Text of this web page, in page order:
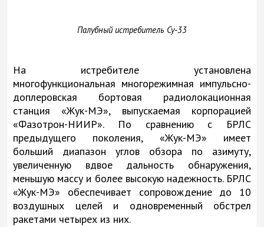
Палубный истребитель Су-33
На истребителе установлена
многофункциональная многорежимная импульсно-
доплеровская бортовая радиолокационная
станция «Жук-МЭ», выпускаемая корпорацией
«Фазотрон-НИИР». По сравнению с БРЛС
предыдущего поколения, «Жук-МЭ» имеет
больший диапазон углов обзора по азимуту,
увеличенную вдвое дальность обнаружения,
меньшую массу и более высокую надежность. БРЛС
«Жук-МЭ» обеспечивает сопровождение до 10
воздушных целей и одновременный обстрел
ракетами четырех из них.